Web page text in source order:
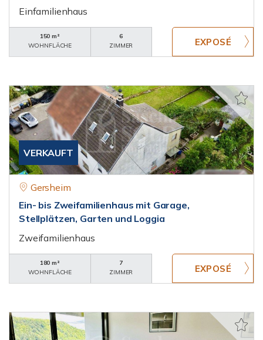
Einfamilienhaus
150 m²
WOHNFLÄCHE
6
ZIMMER
VERKAUFT
Gersheim
Ein- bis Zweifamilienhaus mit Garage,
Stellplätzen, Garten und Loggia
Zweifamilienhaus
180 m²
WOHNFLÄCHE
7
ZIMMER